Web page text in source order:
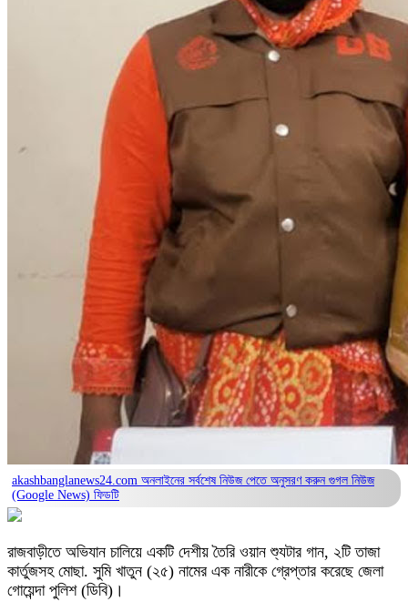
akashbanglanews24.com অনলাইনের সর্বশেষ নিউজ পেতে অনুসরণ করুন গুগল নিউজ
(Google News) ফিডটি
রাজবাড়ীতে অভিযান চালিয়ে একটি দেশীয় তৈরি ওয়ান শ্যুটার গান, ২টি তাজা
কার্তুজসহ মোছা. সুমি খাতুন (২৫) নামের এক নারীকে গ্রেপ্তার করেছে জেলা
গোয়েন্দা পুলিশ (ডিবি)।